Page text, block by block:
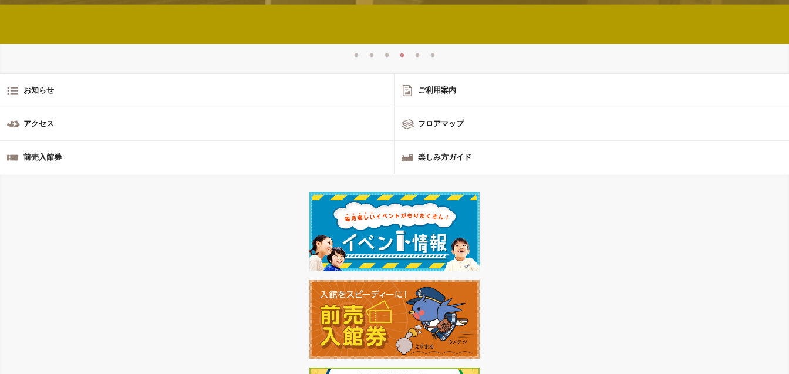
お知らせ ご利用案内
アクセス フロアマップ
前売入館券 楽しみ方ガイド